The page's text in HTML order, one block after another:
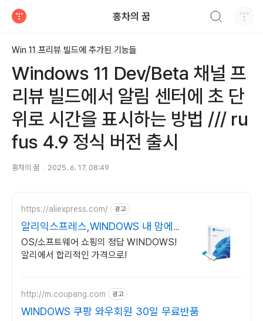
홍차의 꿈
Win 11 프리뷰 빌드에 추가된 기능들
Windows 11 Dev/Beta 채널 프
리뷰 빌드에서 알림 센터에 초 단
위로 시간을 표시하는 방법 /// ru
fus 4.9 정식 버전 출시
홍차의 꿈 2025. 6. 17. 08:49
https://aliexpress.com/ 광고
알리익스프레스,WINDOWS 내 맘에
쏙드는 오늘의 특가
OS/소프트웨어 쇼핑의 정답 WINDOWS!
알리에서 합리적인 가격으로!
http://m.coupang.com 광고
WINDOWS 쿠팡 와우회원 30일 무료반품